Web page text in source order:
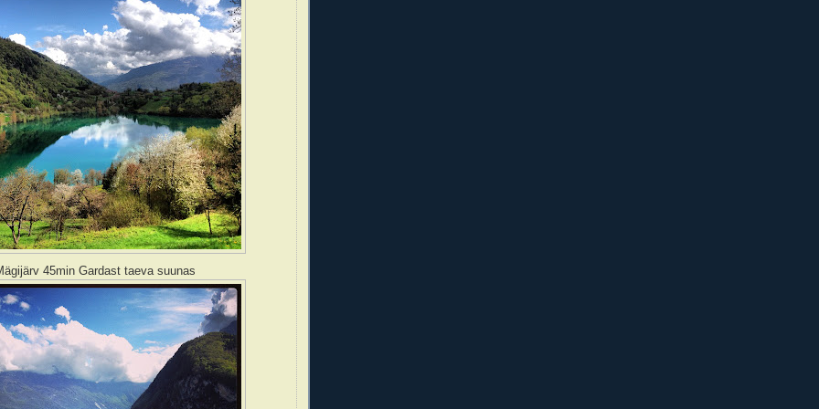
45min Gardast taeva suunas